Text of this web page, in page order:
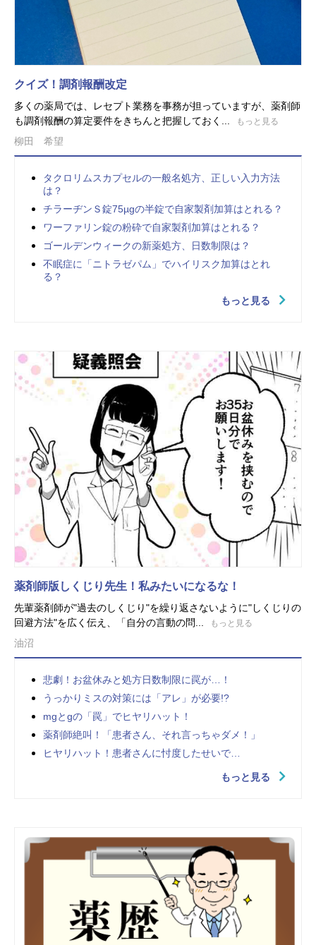
クイズ！調剤報酬改定
多くの薬局では、レセプト業務を事務が担っていますが、薬剤師
も調剤報酬の算定要件をきちんと把握しておく...
もっと見る
柳田 希望
タクロリムスカプセルの一般名処方、正しい入力方法
は？
チラーヂンＳ錠75µgの半錠で自家製剤加算はとれる？
ワーファリン錠の粉砕で自家製剤加算はとれる？
ゴールデンウィークの新薬処方、日数制限は？
不眠症に「ニトラゼパム」でハイリスク加算はとれ
る？
もっと見る
薬剤師版しくじり先生！私みたいになるな！
先輩薬剤師が"過去のしくじり"を繰り返さないように"しくじりの
回避方法"を広く伝え、「自分の言動の問...
もっと見る
油沼
悲劇！お盆休みと処方日数制限に罠が…！
うっかりミスの対策には「アレ」が必要!?
mgとgの「罠」でヒヤリハット！
薬剤師絶叫！「患者さん、それ言っちゃダメ！」
ヒヤリハット！患者さんに忖度したせいで…
もっと見る